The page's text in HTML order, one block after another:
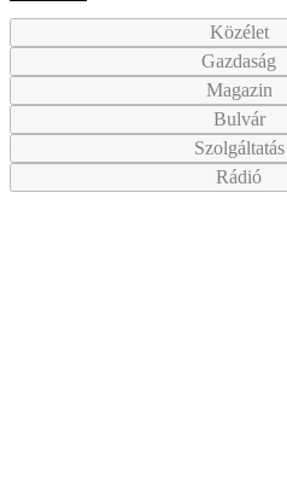
Közélet
Gazdaság
Magazin
Bulvár
Szolgáltatás
Rádió